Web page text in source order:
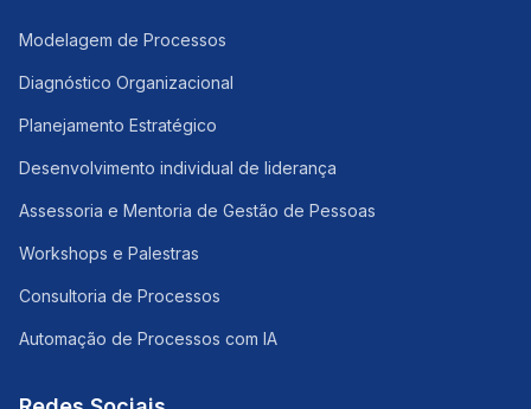
Modelagem de Processos
Diagnóstico Organizacional
Planejamento Estratégico
Desenvolvimento individual de liderança
Assessoria e Mentoria de Gestão de Pessoas
Workshops e Palestras
Consultoria de Processos
Automação de Processos com IA